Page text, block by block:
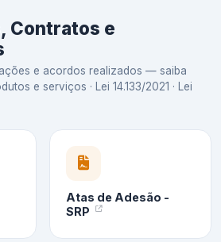
Contratos e
e acordos realizados — saiba
e serviços · Lei 14.133/2021 · Lei
Atas de Adesão -
SRP